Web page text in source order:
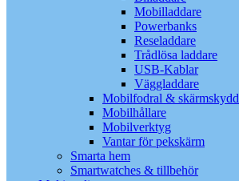
Mobilladdare
Powerbanks
Reseladdare
Trådlösa laddare
USB-Kablar
Väggladdare
Mobilfodral & skärmskydd
Mobilhållare
Mobilverktyg
Vantar för pekskärm
Smarta hem
Smartwatches & tillbehör